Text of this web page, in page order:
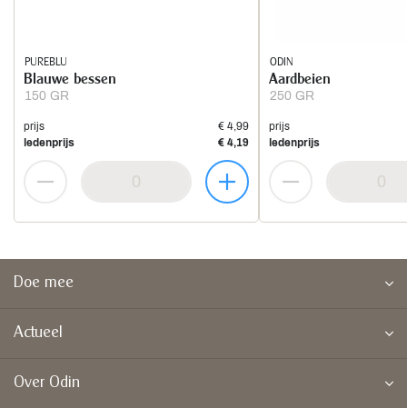
PUREBLU
150 GR
Blauwe bessen
prijs
€ 4,99
ledenprijs
€ 4,19
ODIN
250 GR
Aardbeien
prijs
ledenprijs
Doe mee
Actueel
Over Odin